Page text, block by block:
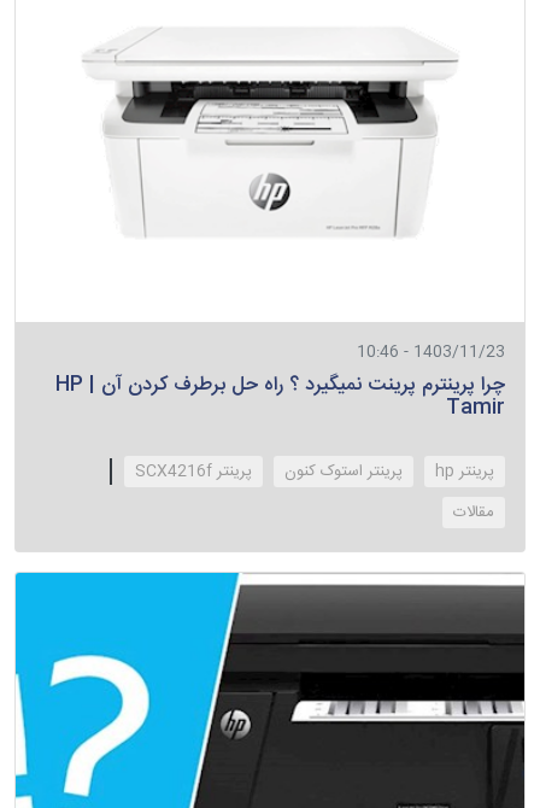
1403/11/23 - 10:46
چرا پرینترم پرینت نمیگیرد ؟ راه حل برطرف کردن آن | HP
Tamir
پرینتر hp پرینتر استوک کنون
پرینتر SCX4216f
‌مقالات